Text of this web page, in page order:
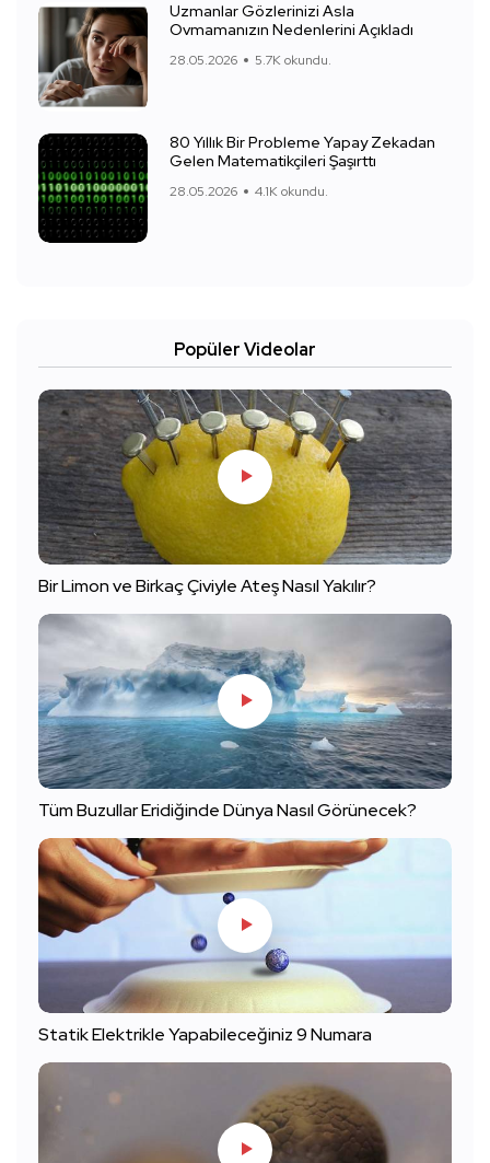
Uzmanlar Gözlerinizi Asla
Ovmamanızın Nedenlerini Açıkladı
28.05.2026 5.7K okundu.
80 Yıllık Bir Probleme Yapay Zekadan
Gelen Matematikçileri Şaşırttı
28.05.2026 4.1K okundu.
Popüler Videolar
Bir Limon ve Birkaç Çiviyle Ateş Nasıl Yakılır?
Tüm Buzullar Eridiğinde Dünya Nasıl Görünecek?
Statik Elektrikle Yapabileceğiniz 9 Numara